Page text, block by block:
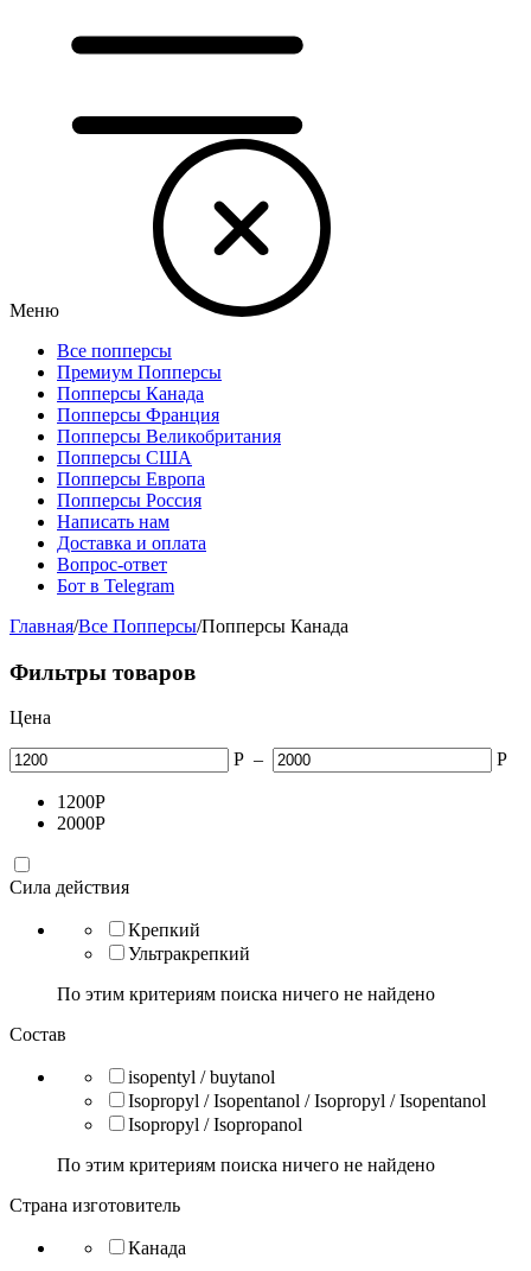
Меню
Все попперсы
Премиум Попперсы
Попперсы Канада
Попперсы Франция
Попперсы Великобритания
Попперсы США
Попперсы Европа
Попперсы Россия
Написать нам
Доставка и оплата
Вопрос-ответ
Бот в Telegram
Главная/Все Попперсы/Попперсы Канада
Фильтры товаров
Цена
Р – Р
1200Р
2000Р
Сила действия
Крепкий
Ультракрепкий
По этим критериям поиска ничего не найдено
Состав
isopentyl / buytanol
Isopropyl / Isopentanol / Isopropyl / Isopentanol
Isopropyl / Isopropanol
По этим критериям поиска ничего не найдено
Страна изготовитель
Канада